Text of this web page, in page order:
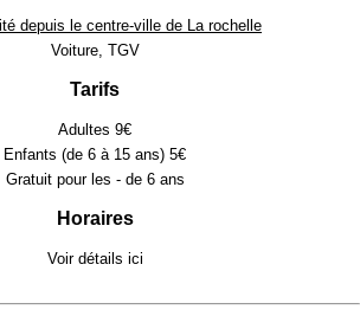
depuis le centre-ville de La rochelle
Voiture, TGV
Tarifs
Adultes 9€
Enfants (de 6 à 15 ans) 5€
Gratuit pour les - de 6 ans
Horaires
Voir détails ici